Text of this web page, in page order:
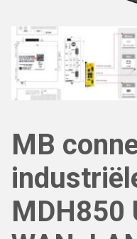
MB
MDH850